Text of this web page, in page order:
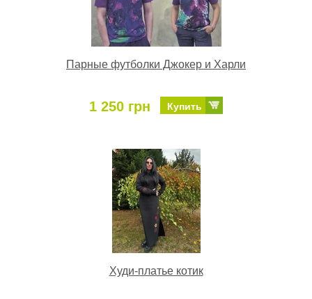
Парные футболки Джокер и Харли
1 250 грн Купить
Худи-платье котик